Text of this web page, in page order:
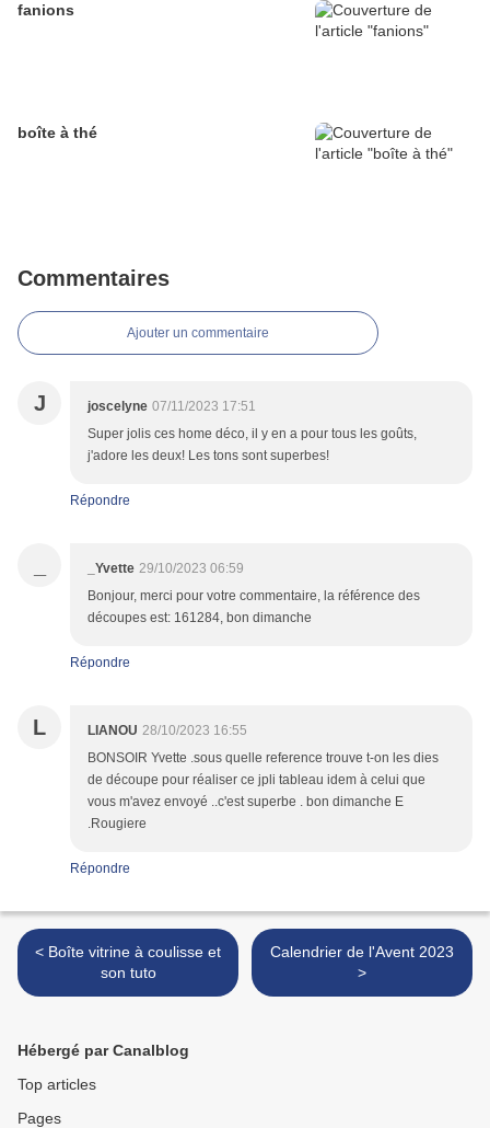
fanions
boîte à thé
Commentaires
Ajouter un commentaire
J joscelyne 07/11/2023 17:51
Super jolis ces home déco, il y en a pour tous les goûts,
j'adore les deux! Les tons sont superbes!
Répondre
_Yvette 29/10/2023 06:59
Bonjour, merci pour votre commentaire, la référence des
découpes est: 161284, bon dimanche
Répondre
L LIANOU 28/10/2023 16:55
BONSOIR Yvette .sous quelle reference trouve t-on les dies
de découpe pour réaliser ce jpli tableau idem à celui que
vous m'avez envoyé ..c'est superbe . bon dimanche E
.Rougiere
Répondre
< Boîte vitrine à coulisse et
son tuto
Calendrier de l'Avent 2023
>
Hébergé par Canalblog
Top articles
Pages